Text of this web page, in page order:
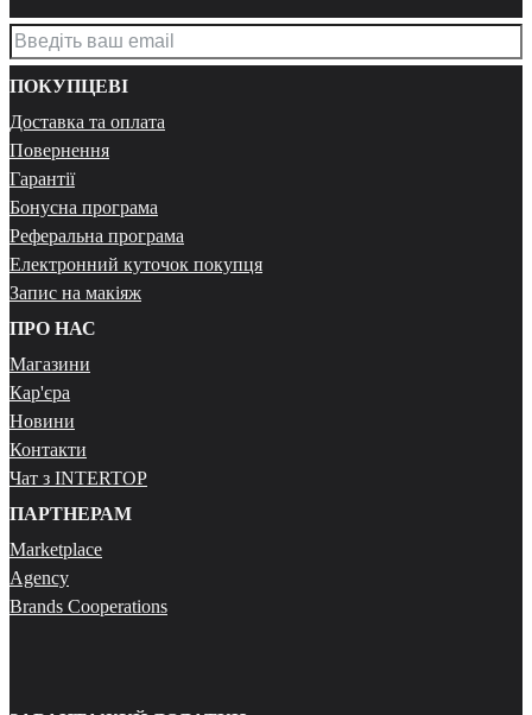
ПОКУПЦЕВІ
Доставка та оплата
Повернення
Гарантії
Бонусна програма
Реферальна програма
Електронний куточок покупця
Запис на макіяж
ПРО НАС
Магазини
Кар'єра
Новини
Контакти
Чат з INTERTOP
ПАРТНЕРАМ
Marketplace
Agency
Brands Cooperations